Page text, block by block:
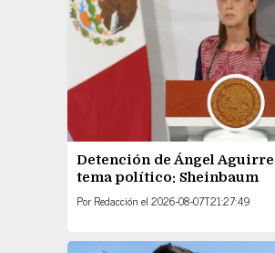
Detención de Ángel
tema político: Sheinbaum
Por Redacción el 2026-08-07T21:27:49